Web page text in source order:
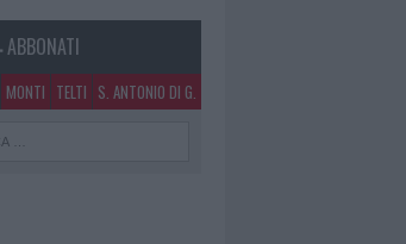
ABBONATI
MONTI TELTI S. ANTONIO DI G.